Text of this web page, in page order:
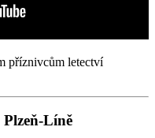
příznivcům letectví
Líně